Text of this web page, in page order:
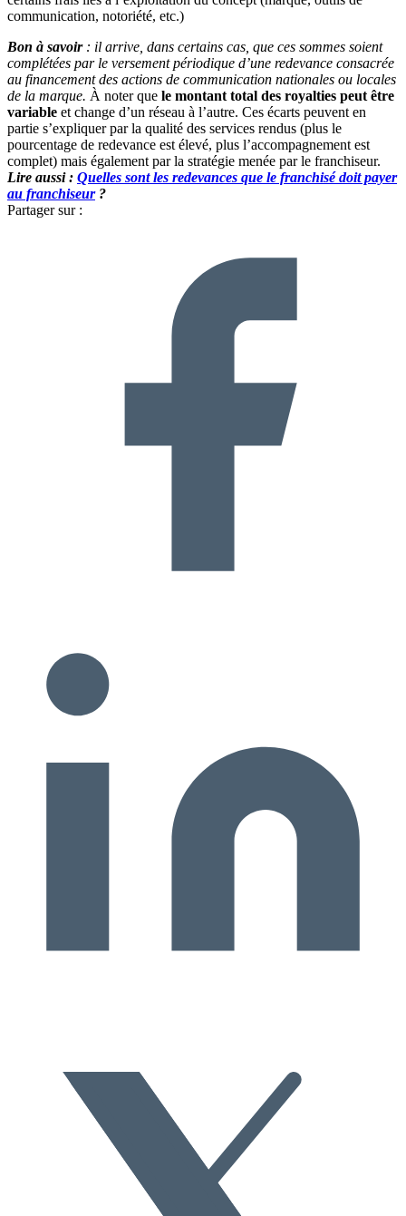
communication, notoriété, etc.)
Bon à savoir: il arrive, dans certains cas, que ces sommes soient
complétées par le versement périodique d’une redevance consacrée
au financement des actions de communication nationales ou locales
de la marque. À noter que le montant total des royalties peut être
variable et change d’un réseau à l’autre. Ces écarts peuvent en
partie s’expliquer par la qualité des services rendus (plus le
pourcentage de redevance est élevé, plus l’accompagnement est
complet) mais également par la stratégie menée par le franchiseur.
Lire aussi : Quelles sont les redevances que le franchisé doit payer
au franchiseur?
Partager sur :